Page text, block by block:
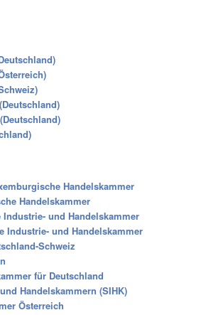
Handelskammer
Handelskammer
Industrie- und Handelskammer
Industrie- und Handelskammer
Schweiz
für Deutschland
Handelskammern (SIHK)
Österreich